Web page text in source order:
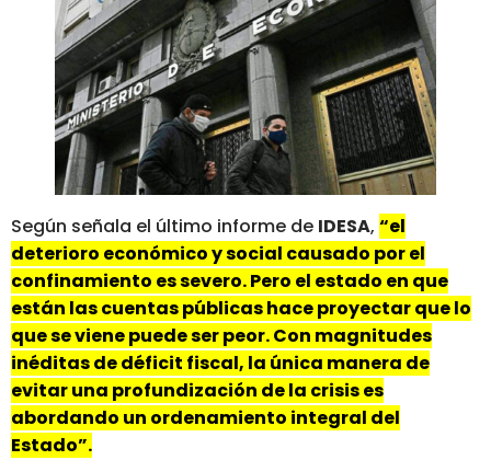
Según señala el último informe de IDESA, “el
deterioro económico y social causado por el
confinamiento es severo. Pero el estado en que
están las cuentas públicas hace proyectar que lo
que se viene puede ser peor. Con magnitudes
inéditas de déficit fiscal, la única manera de
evitar una profundización de la crisis es
abordando un ordenamiento integral del
Estado”.